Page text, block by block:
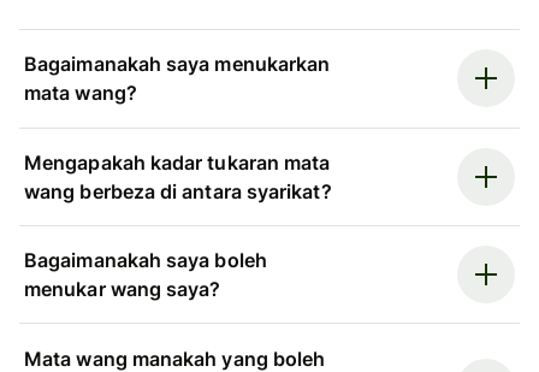
Bagaimanakah saya menukarkan
mata wang?
Mengapakah kadar tukaran mata
wang berbeza di antara syarikat?
Bagaimanakah saya boleh
menukar wang saya?
Mata wang manakah yang boleh